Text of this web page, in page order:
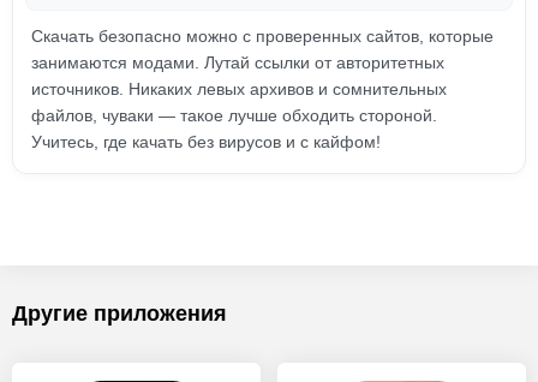
Скачать безопасно можно с проверенных сайтов, которые
занимаются модами. Лутай ссылки от авторитетных
источников. Никаких левых архивов и сомнительных
файлов, чуваки — такое лучше обходить стороной.
Учитесь, где качать без вирусов и с кайфом!
Другие приложения